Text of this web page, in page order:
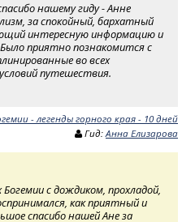
нашему гиду - Анне
за спокойный, бархатный
интересную информацию и
приятно познакомится с
во всех
путешествия.
- легенды горного края - 10 дней
Гид: Анна Елизарова
с дождиком, прохладой,
как приятный и
спасибо нашей Ане за